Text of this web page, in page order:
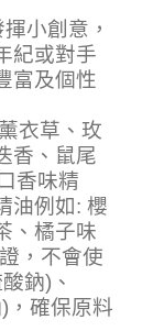
小創意，
紀或對手
富及個性
衣草、玫
香、鼠尾
香味精
油例如: 櫻
、橘子味
，不會使
鈉)、
，確保原料